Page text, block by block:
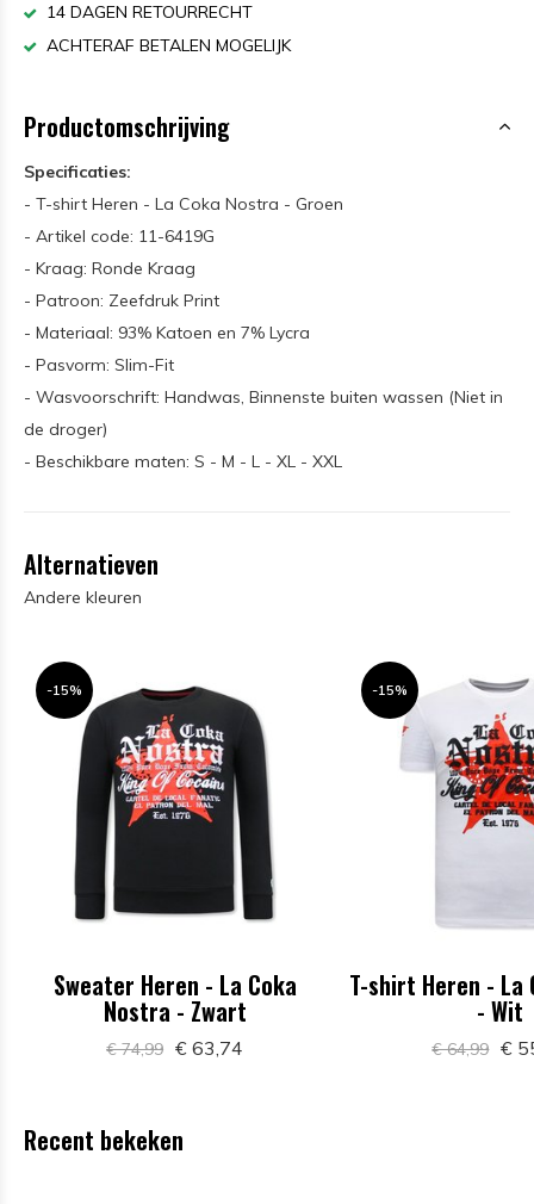
14 DAGEN RETOURRECHT
ACHTERAF BETALEN MOGELIJK
Productomschrijving
Specificaties:
- T-shirt Heren - La Coka Nostra - Groen
- Artikel code: 11-6419G
- Kraag: Ronde Kraag
- Patroon: Zeefdruk Print
- Materiaal: 93% Katoen en 7% Lycra
- Pasvorm: Slim-Fit
- Wasvoorschrift: Handwas, Binnenste buiten wassen (Niet in
de droger)
- Beschikbare maten: S - M - L - XL - XXL
Alternatieven
Andere kleuren
-15%
Sweater Heren - La Coka
Nostra - Zwart
€ 74,99 € 63,74
-15%
T-shirt Heren - La
- Wit
€ 64,99 €
Recent bekeken